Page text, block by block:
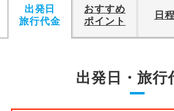
出発日
旅行代金
おすすめ
ポイント
日
出発日・旅行